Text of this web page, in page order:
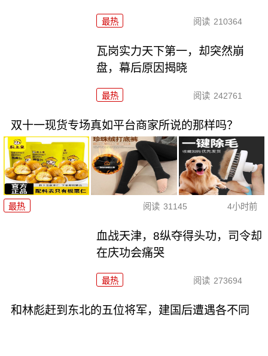
最热 阅读 210364
瓦岗实力天下第一，却突然崩
盘，幕后原因揭晓
最热 阅读 242761
双十一现货专场真如平台商家所说的那样吗？
最热 阅读 31145 4小时前
血战天津，8纵夺得头功，司令却
在庆功会痛哭
最热 阅读 273694
和林彪赶到东北的五位将军，建国后遭遇各不同